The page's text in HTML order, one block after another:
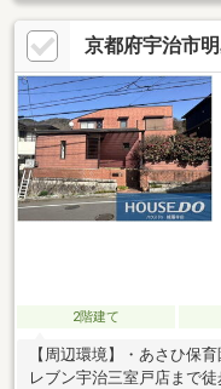
京都府宇治市
2階建て
【周辺環境】・あさひ保
レブン宇治三室戸店まで